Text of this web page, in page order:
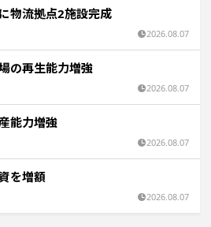
物流拠点2施設完成
2026.08.07
の再生能力増強
2026.08.07
能力増強
2026.08.07
を増額
2026.08.07